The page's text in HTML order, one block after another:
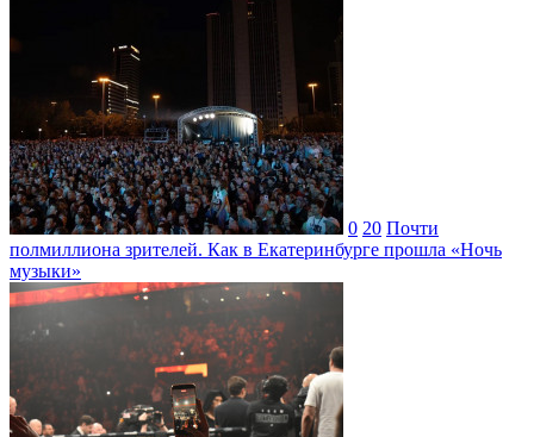
0 20 Почти
полмиллиона зрителей. Как в Екатеринбурге прошла «Ночь
музыки»